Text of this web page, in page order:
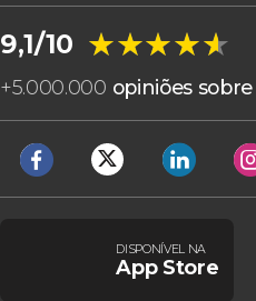
9,1/10 ★★★★★
★★★★★
+5.000.000 opiniões
DISPONÍVEL NA
App Store